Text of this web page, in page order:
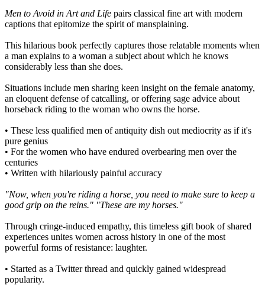
Men to Avoid in Art and Life pairs classical fine art with modern
captions that epitomize the spirit of mansplaining.
This hilarious book perfectly captures those relatable moments when
a man explains to a woman a subject about which he knows
considerably less than she does.
Situations include men sharing keen insight on the female anatomy,
an eloquent defense of catcalling, or offering sage advice about
horseback riding to the woman who owns the horse.
• These less qualified men of antiquity dish out mediocrity as if it's
pure genius
• For the women who have endured overbearing men over the
centuries
• Written with hilariously painful accuracy
"Now, when you're riding a horse, you need to make sure to keep a
good grip on the reins." "These are my horses."
Through cringe-induced empathy, this timeless gift book of shared
experiences unites women across history in one of the most
powerful forms of resistance: laughter.
• Started as a Twitter thread and quickly gained widespread
popularity.